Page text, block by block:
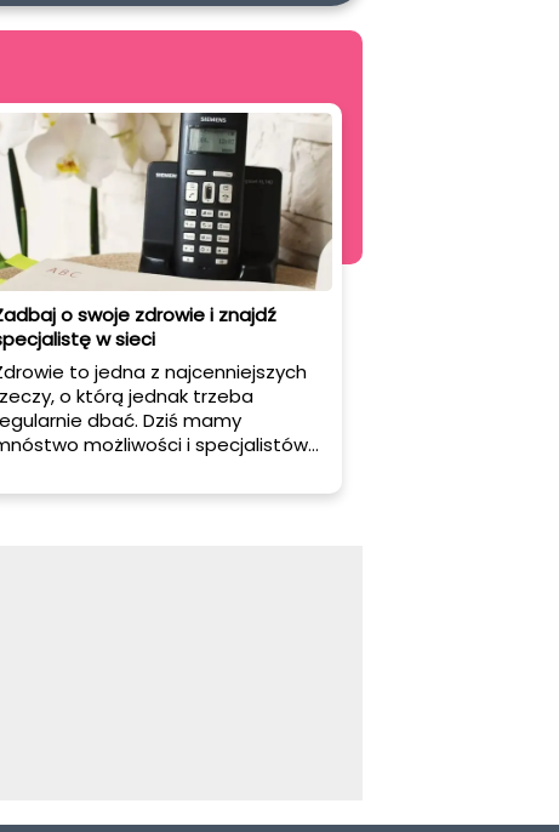
o swoje zdrowie i znajdź
w sieci
to jedna z najcenniejszych
o którą jednak trzeba
dbać. Dziś mamy
możliwości i specjalistów
na przykładzie internetu,